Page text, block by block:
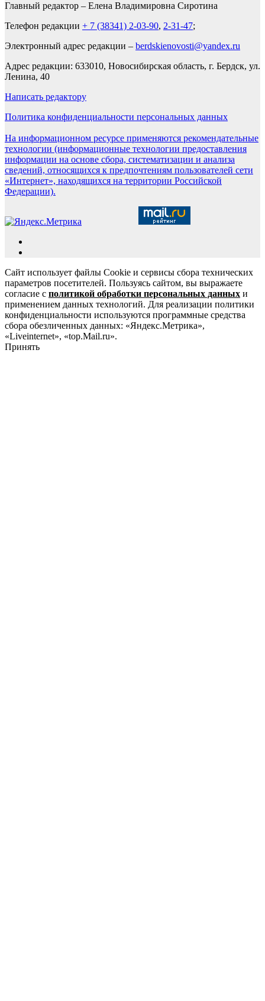
Главный редактор – Елена Владимировна Сиротина
Телефон редакции + 7 (38341) 2-03-90, 2-31-47;
Электронный адрес редакции – berdskienovosti@yandex.ru
Адрес редакции: 633010, Новосибирская область, г. Бердск, ул.
Ленина, 40
Написать редактору
Политика конфиденциальности персональных данных
На информационном ресурсе применяются рекомендательные
технологии (информационные технологии предоставления
информации на основе сбора, систематизации и анализа
сведений, относящихся к предпочтениям пользователей сети
«Интернет», находящихся на территории Российской
Федерации).
Сайт использует файлы Cookie и сервисы сбора технических
параметров посетителей. Пользуясь сайтом, вы выражаете
согласие с политикой обработки персональных данных и
применением данных технологий. Для реализации политики
конфиденциальности используются программные средства
сбора обезличенных данных: «Яндекс.Метрика»,
«Liveinternet», «top.Mail.ru».
Принять